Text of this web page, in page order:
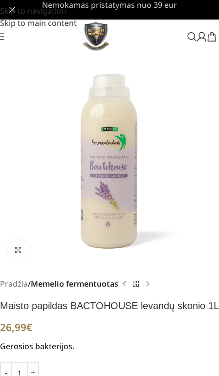
Skip to navigation
Skip to main content
Nemokamas pristatymas nuo 39 eur
Pradžia Memelio fermentuotas
Maisto papildas BACTOHOUSE levandų skonio 1L
26,99€
Gerosios bakterijos.